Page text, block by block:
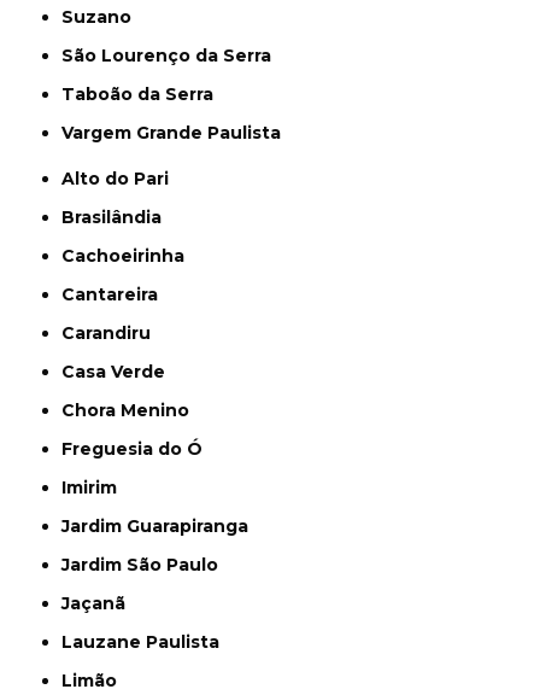
Suzano
São Lourenço da Serra
Taboão da Serra
Vargem Grande Paulista
Alto do Pari
Brasilândia
Cachoeirinha
Cantareira
Carandiru
Casa Verde
Chora Menino
Freguesia do Ó
Imirim
Jardim Guarapiranga
Jardim São Paulo
Jaçanã
Lauzane Paulista
Limão